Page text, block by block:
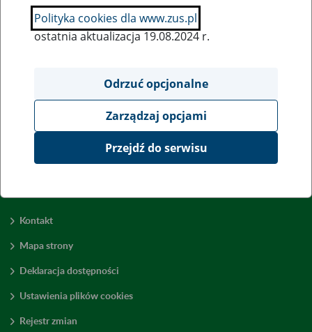
SZUKAJ
Wyświetl wszystkie
Kontakt
Mapa strony
Deklaracja dostępności
Ustawienia plików cookies
Rejestr zmian
Polityka cookies dla www.zus.pl
ostatnia aktualizacja 19.08.2024 r.
Odrzuć opcjonalne
Zarządzaj opcjami
Przejdź do serwisu